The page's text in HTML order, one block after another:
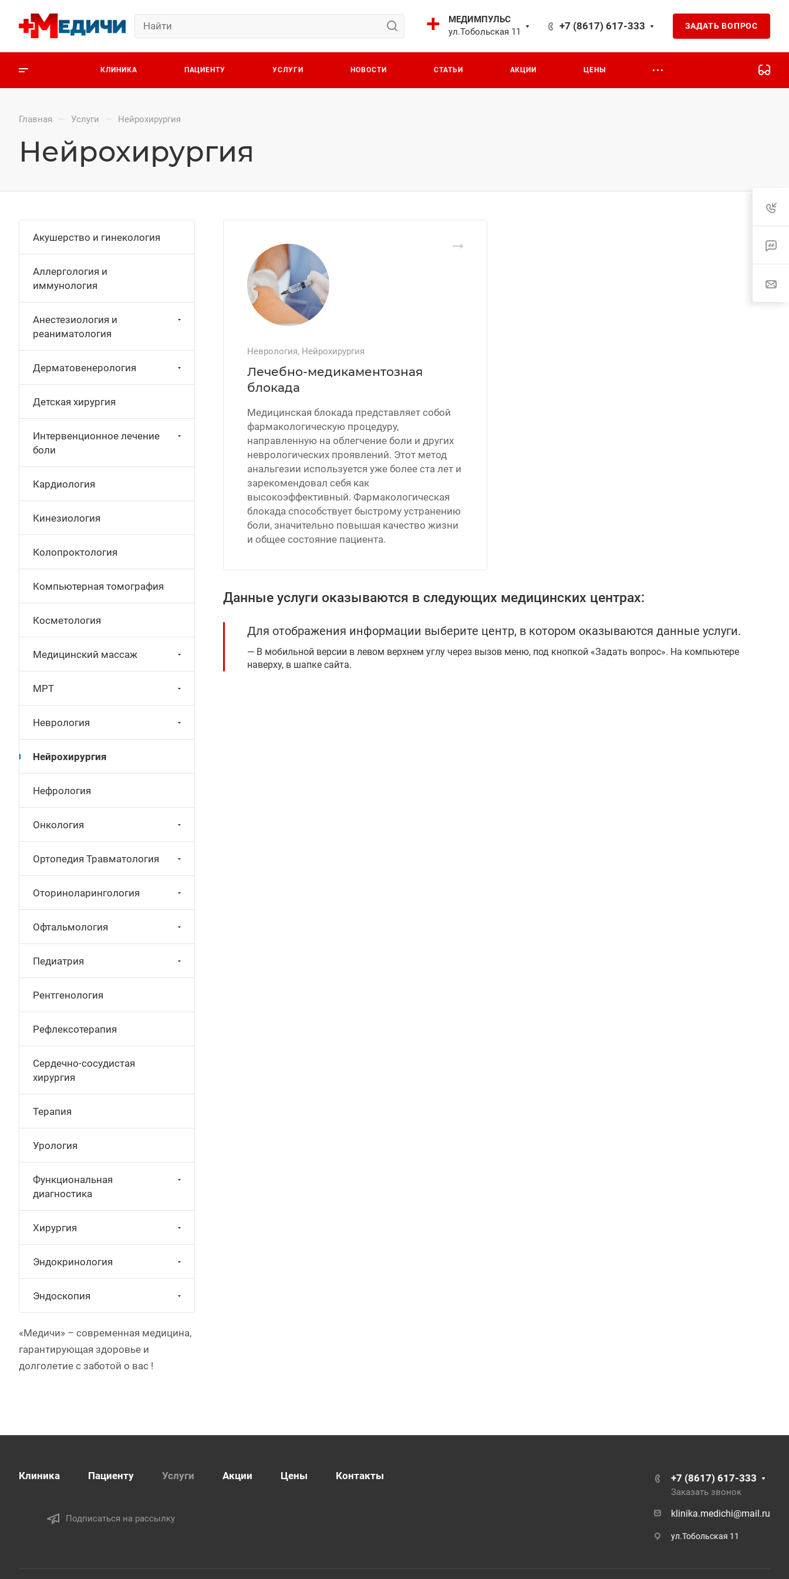
МЕДИМПУЛЬС
ул.Тобольская 11
+7 (8617) 617-333 ЗАДАТЬ ВОПРОС
КЛИНИКА ПАЦИЕНТУ УСЛУГИ НОВОСТИ СТАТЬИ АКЦИИ ЦЕНЫ
Главная — Услуги — Нейрохирургия
Нейрохирургия
Неврология, Нейрохирургия
Лечебно-медикаментозная
блокада
Медицинская блокада представляет собой
фармакологическую процедуру,
направленную на облегчение боли и других
неврологических проявлений. Этот метод
анальгезии используется уже более ста лет и
зарекомендовал себя как
высокоэффективный. Фармакологическая
блокада способствует быстрому устранению
боли, значительно повышая качество жизни
и общее состояние пациента.
Данные услуги оказываются в следующих медицинских центрах:
Для отображения информации выберите центр, в котором оказываются данные услуги.
В мобильной версии в левом верхнем углу через вызов меню, под кнопкой «Задать вопрос». На компьютере
наверху, в шапке сайта.
Акушерство и гинекология
Аллергология и
иммунология
Анестезиология и
реаниматология
Дерматовенерология
Детская хирургия
Интервенционное лечение
боли
Кардиология
Кинезиология
Колопроктология
Компьютерная томография
Косметология
Медицинский массаж
МРТ
Неврология
Нейрохирургия
Нефрология
Онкология
Ортопедия Травматология
Оториноларингология
Офтальмология
Педиатрия
Рентгенология
Рефлексотерапия
Сердечно-сосудистая
хирургия
Терапия
Урология
Функциональная
диагностика
Хирургия
Эндокринология
Эндоскопия
«Медичи» – современная медицина,
гарантирующая здоровье и
долголетие c заботой о вас !
Клиника Пациенту Услуги Акции Цены Контакты
Подписаться на рассылку
+7 (8617) 617-333
Заказать звонок
klinika.medichi@mail.ru
ул.Тобольская 11